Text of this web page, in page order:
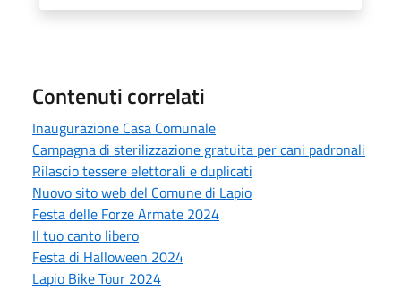
Contenuti correlati
Inaugurazione Casa Comunale
Campagna di sterilizzazione gratuita per cani padronali
Rilascio tessere elettorali e duplicati
Nuovo sito web del Comune di Lapio
Festa delle Forze Armate 2024
Il tuo canto libero
Festa di Halloween 2024
Lapio Bike Tour 2024